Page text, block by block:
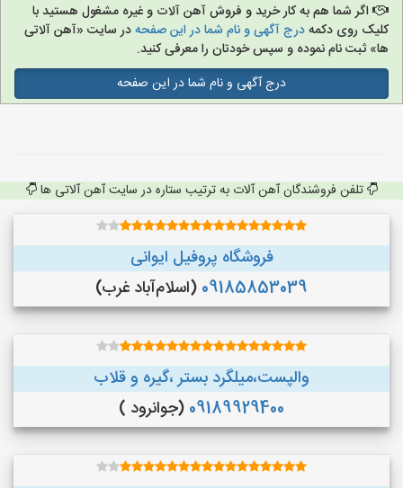
اگر شما هم به کار خرید و فروش آهن آلات و غیره مشغول هستید با
کلیک روی دکمهدرج آگهی و نام شما در این صفحهدر سایت «آهن آلاتی
ها» ثبت نام نموده و سپس خودتان را معرفی کنید.
درج آگهی و نام شما در این صفحه
تلفن فروشندگان آهن آلات به ترتیب ستاره در سایت آهن آلاتی ها
فروشگاه پروفیل ایوانی
09185853039 (اسلام‌آباد غرب)
والپست،میلگرد بستر ،گیره و قلاب
09189929400 (جوانرود )